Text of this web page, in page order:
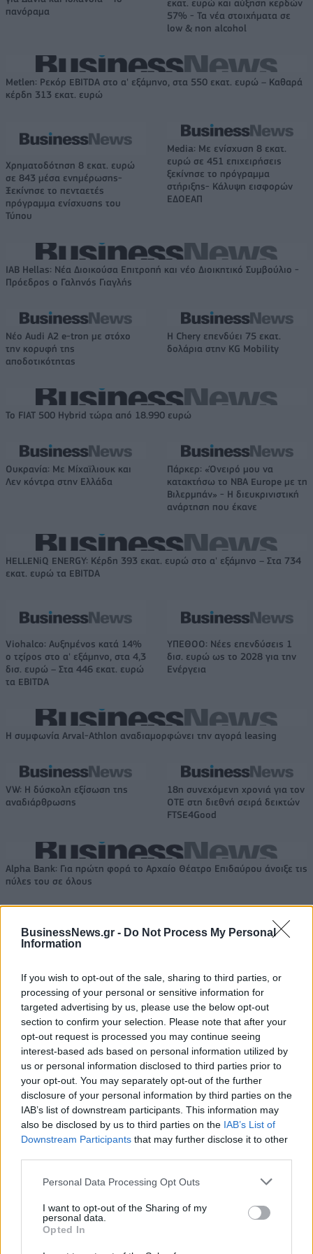
BusinessNews.gr - Do Not Process My Personal
Information
If you wish to opt-out of the sale, sharing to third parties, or
processing of your personal or sensitive information for
targeted advertising by us, please use the below opt-out
section to confirm your selection. Please note that after your
opt-out request is processed you may continue seeing
interest-based ads based on personal information utilized by
us or personal information disclosed to third parties prior to
your opt-out. You may separately opt-out of the further
disclosure of your personal information by third parties on the
IAB’s list of downstream participants. This information may
also be disclosed by us to third parties on the IAB’s List of
Downstream Participants that may further disclose it to other
Personal Data Processing Opt Outs
I want to opt-out of the Sharing of my
personal data.
Opted In
πανόραμα
εκατ. ευρώ και αύξηση κερδών
57% - Τα νέα στοιχήματα σε
low & non alcohol
Metlen: Ρεκόρ EBITDA στο α' εξάμηνο, στα 550 εκατ. ευρώ – Καθαρά
κέρδη 313 εκατ. ευρώ
Χρηματοδότηση 8 εκατ. ευρώ
σε 843 μέσα ενημέρωσης-
Ξεκίνησε το πενταετές
πρόγραμμα ενίσχυσης του
Τύπου
Media: Με ενίσχυση 8 εκατ.
ευρώ σε 451 επιχειρήσεις
ξεκίνησε το πρόγραμμα
στήριξης- Κάλυψη εισφορών
ΕΔΟΕΑΠ
IAB Hellas: Νέα Διοικούσα Επιτροπή και νέο Διοικητικό Συμβούλιο -
Πρόεδρος ο Γαληνός Γιαγλής
Νέο Audi A2 e-tron με στόχο
την κορυφή της
αποδοτικότητας
Η Chery επενδύει 75 εκατ.
δολάρια στην KG Mobility
Το FIAT 500 Hybrid τώρα από 18.990 ευρώ
Ουκρανία: Με Μίχαϊλιουκ και
Λεν κόντρα στην Ελλάδα
Πάρκερ: «Όνειρό μου να
κατακτήσω το ΝΒΑ Europe με τη
Βιλερμπάν» - Η διευκρινιστική
ανάρτηση που έκανε
HELLENiQ ENERGY: Κέρδη 393 εκατ. ευρώ στο α' εξάμηνο – Στα 734
εκατ. ευρώ τα EBITDA
Viohalco: Αυξημένος κατά 14%
ο τζίρος στο α' εξάμηνο, στα 4,3
δισ. ευρώ – Στα 446 εκατ. ευρώ
τα EBITDA
ΥΠΕΘΟΟ: Νέες επενδύσεις 1
δισ. ευρώ ως το 2028 για την
Ενέργεια
Η συμφωνία Arval-Athlon αναδιαμορφώνει την αγορά leasing
VW: Η δύσκολη εξίσωση της
αναδιάρθρωσης
18η συνεχόμενη χρονιά για τον
ΟΤΕ στη διεθνή σειρά δεικτών
FTSE4Good
Alpha Bank: Για πρώτη φορά το Αρχαίο Θέατρο Επιδαύρου άνοιξε τις
πύλες του σε όλους
ESG Report 2025: Πώς η ΑΒ Βασιλόπουλος μετατρέπει τη
βιωσιμότητα σε καθημερινή πράξη
ΠΕΡΙΣΣΌΤΕΡΑ ΣΕ ΑΥΤΉ ΤΗΝ ΚΑΤΗΓΟΡΊΑ
Φάμελλος: Υποχρέωσή
νικηφόρα κυβερνητική
πρόταση
22/10/2023 - 17:45
Κούλογλου σε Κασσελάκη:
ευρωομάδα του ΣΥΡΙΖΑ
23/10/2023 - 07:45